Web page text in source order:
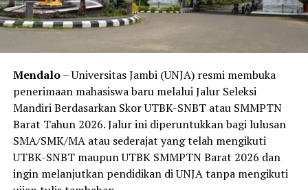
Mendalo– Universitas Jambi (UNJA) resmi membuka
penerimaan mahasiswa baru melalui Jalur Seleksi
Mandiri Berdasarkan Skor UTBK-SNBT atau SMMPTN
Barat Tahun 2026. Jalur ini diperuntukkan bagi lulusan
SMA/SMK/MA atau sederajat yang telah mengikuti
UTBK-SNBT maupun UTBK SMMPTN Barat 2026 dan
ingin melanjutkan pendidikan di UNJA tanpa mengikuti